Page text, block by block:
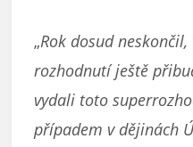
„Rok dosud
rozhodnutí ještě
vydali toto
případem v dějinách